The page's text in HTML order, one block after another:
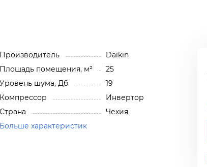
Производитель
Daikin
Площадь помещения, м²
25
Уровень шума, Дб
19
Компрессор
Инвертор
Страна
Чехия
Больше характеристик